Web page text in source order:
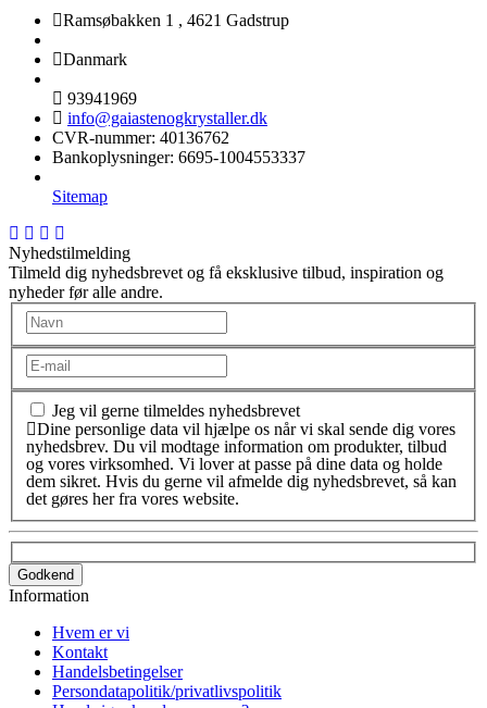
Ramsøbakken 1 , 4621 Gadstrup
Danmark
93941969
info@gaiastenogkrystaller.dk
CVR-nummer: 40136762
Bankoplysninger: 6695-1004553337
Sitemap
Nyhedstilmelding
Tilmeld dig nyhedsbrevet og få eksklusive tilbud, inspiration og
nyheder før alle andre.
Jeg vil gerne tilmeldes nyhedsbrevet
Dine personlige data vil hjælpe os når vi skal sende dig vores
nyhedsbrev. Du vil modtage information om produkter, tilbud
og vores virksomhed. Vi lover at passe på dine data og holde
dem sikret. Hvis du gerne vil afmelde dig nyhedsbrevet, så kan
det gøres her fra vores website.
Godkend
Information
Hvem er vi
Kontakt
Handelsbetingelser
Persondatapolitik/privatlivspolitik